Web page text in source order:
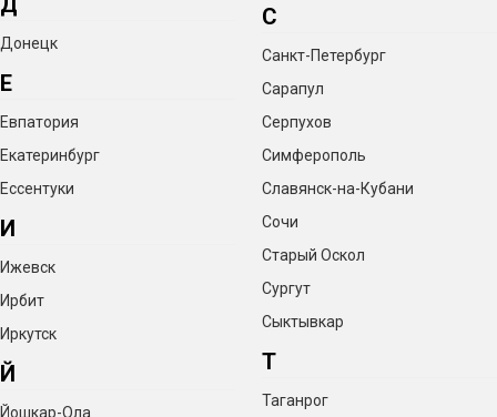
Донецк
Е
Евпатория
Екатеринбург
Ессентуки
И
Ижевск
Ирбит
Иркутск
Й
Йошкар-Ола
С
Санкт-Петербург
Сарапул
Серпухов
Симферополь
Славянск-на-Кубани
Сочи
Старый Оскол
Сургут
Сыктывкар
Т
Таганрог